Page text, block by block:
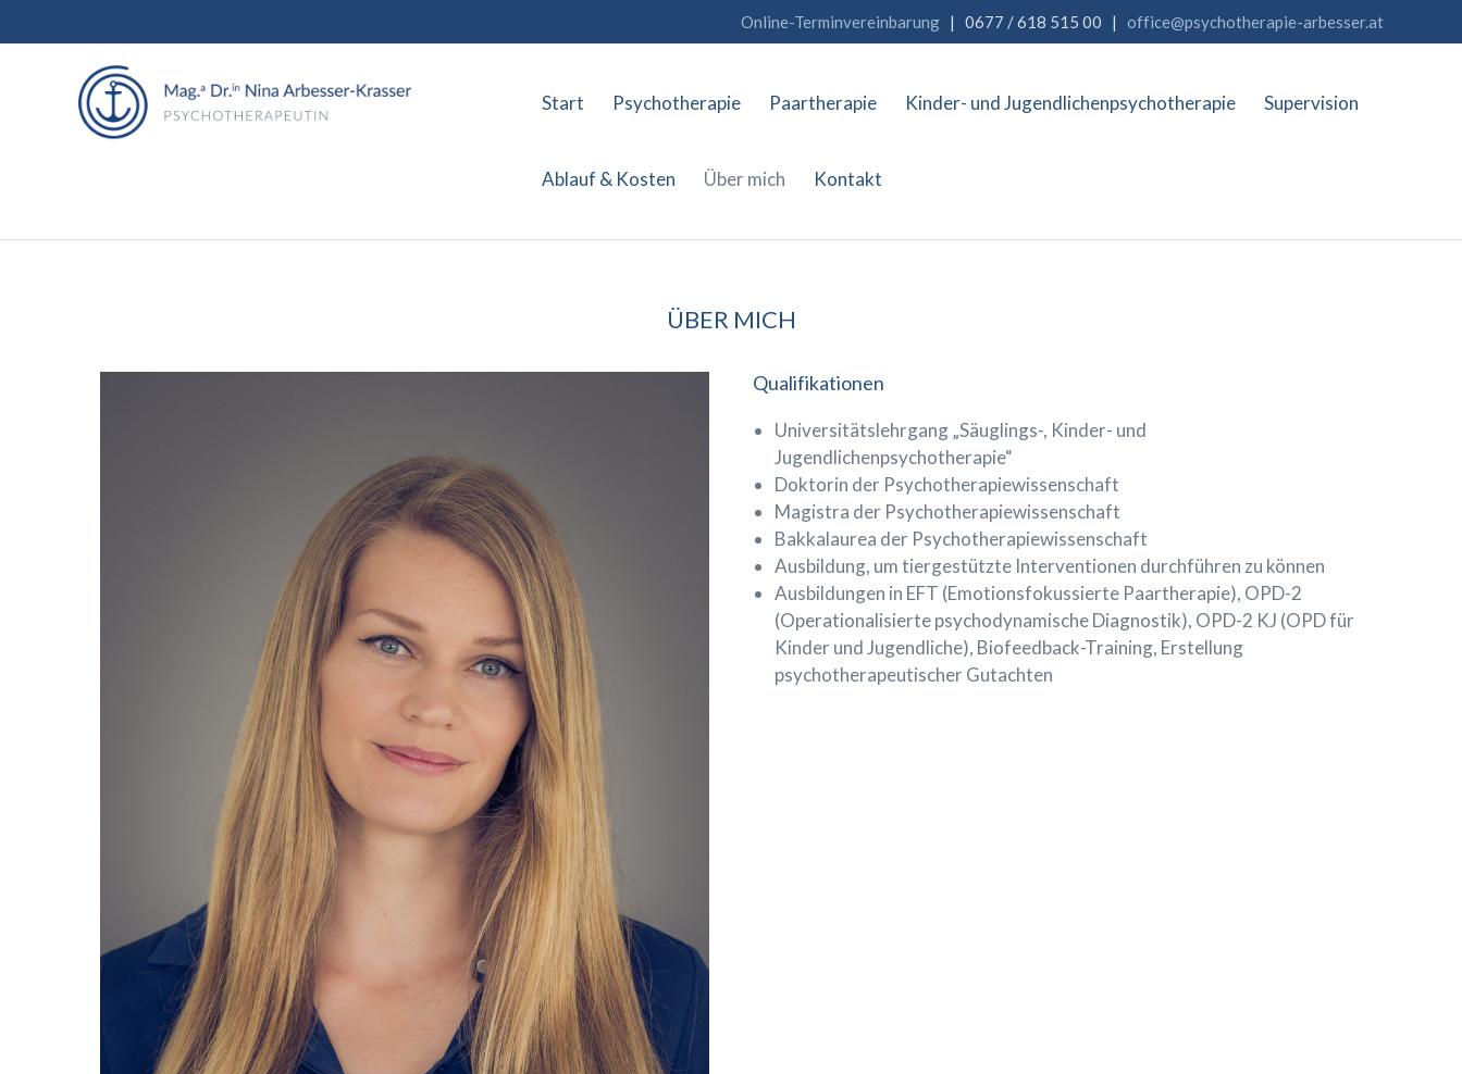
Online-Terminvereinbarung | 0677 / 618 515 00 | office@psychotherapie-arbesser.at
Start Psychotherapie Paartherapie Kinder- und Jugendlichenpsychotherapie Supervision
Ablauf & Kosten Über mich Kontakt
ÜBER MICH
Qualifikationen
Universitätslehrgang „Säuglings-, Kinder- und
Jugendlichenpsychotherapie“
Doktorin der Psychotherapiewissenschaft
Magistra der Psychotherapiewissenschaft
Bakkalaurea der Psychotherapiewissenschaft
Ausbildung, um tiergestützte Interventionen durchführen zu können
Ausbildungen in EFT (Emotionsfokussierte Paartherapie), OPD-2
(Operationalisierte psychodynamische Diagnostik), OPD-2 KJ (OPD für
Kinder und Jugendliche), Biofeedback-Training, Erstellung
psychotherapeutischer Gutachten